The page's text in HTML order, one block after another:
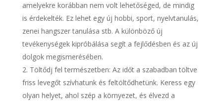
amelyekre korábban nem volt lehetőséged, de mindig
is érdekelték. Ez lehet egy új hobbi, sport, nyelvtanulás,
zenei hangszer tanulása stb. A különböző új
tevékenységek kipróbálása segít a fejlődésben és az új
dolgok megismerésében.
Töltődj fel természetben: Az időt a szabadban töltve
friss levegőt szívhatunk és feltöltődhetünk. Keress egy
olyan helyet, ahol szép a környezet, és élvezd a